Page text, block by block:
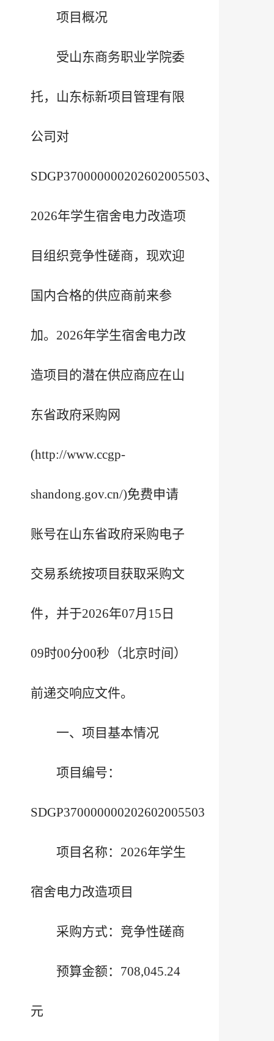
项目概况
受山东商务职业学院委
托，山东标新项目管理有限
公司对
SDGP370000000202602005503、
2026年学生宿舍电力改造项
目组织竞争性磋商，现欢迎
国内合格的供应商前来参
加。2026年学生宿舍电力改
造项目的潜在供应商应在山
东省政府采购网
(http://www.ccgp-
shandong.gov.cn/)免费申请
账号在山东省政府采购电子
交易系统按项目获取采购文
件，并于2026年07月15日
09时00分00秒（北京时间）
前递交响应文件。
一、项目基本情况
项目编号：
SDGP370000000202602005503
项目名称：2026年学生
宿舍电力改造项目
采购方式：竞争性磋商
预算金额：708,045.24
元